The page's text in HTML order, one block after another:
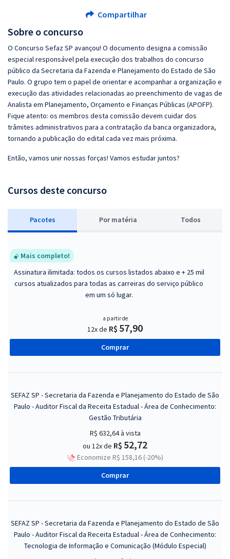
Sobre o concurso
O Concurso Sefaz SP avançou! O documento designa a comissão
especial responsável pela execução dos trabalhos do concurso
público da Secretaria da Fazenda e Planejamento do Estado de São
Paulo. O grupo tem o papel de orientar e acompanhar a organização e
execução das atividades relacionadas ao preenchimento de vagas de
Analista em Planejamento, Orçamento e Finanças Públicas (APOFP).
Fique atento: os membros desta comissão devem cuidar dos
trâmites administrativos para a contratação da banca organizadora,
tornando a publicação do edital cada vez mais próxima.
Então, vamos unir nossas forças! Vamos estudar juntos?
Cursos deste concurso
Pacotes Por matéria Todos
Mais completo!
Assinatura ilimitada: todos os cursos listados abaixo e + 25 mil
cursos atualizados para todas as carreiras do serviço público
em um só lugar.
a partir de
12x de R$ 57,90
Comprar
SEFAZ SP - Secretaria da Fazenda e Planejamento do Estado de São
Paulo - Auditor Fiscal da Receita Estadual - Área de Conhecimento:
Gestão Tributária
R$ 632,64à vista
ou 12x de R$ 52,72
Economize R$ 158,16 (-20%)
Comprar
SEFAZ SP - Secretaria da Fazenda e Planejamento do Estado de São
Paulo - Auditor Fiscal da Receita Estadual - Área de Conhecimento:
Tecnologia de Informação e Comunicação (Módulo Especial)
Compartilhar